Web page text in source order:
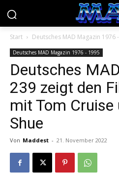
Start Deutsches MAD Magazin 1976
Deutsches MAD Magazin 1976 - 1995
Deutsches
239 zeigt den
mit Tom Cruise
Shue
Von Maddest - 21. November 2022